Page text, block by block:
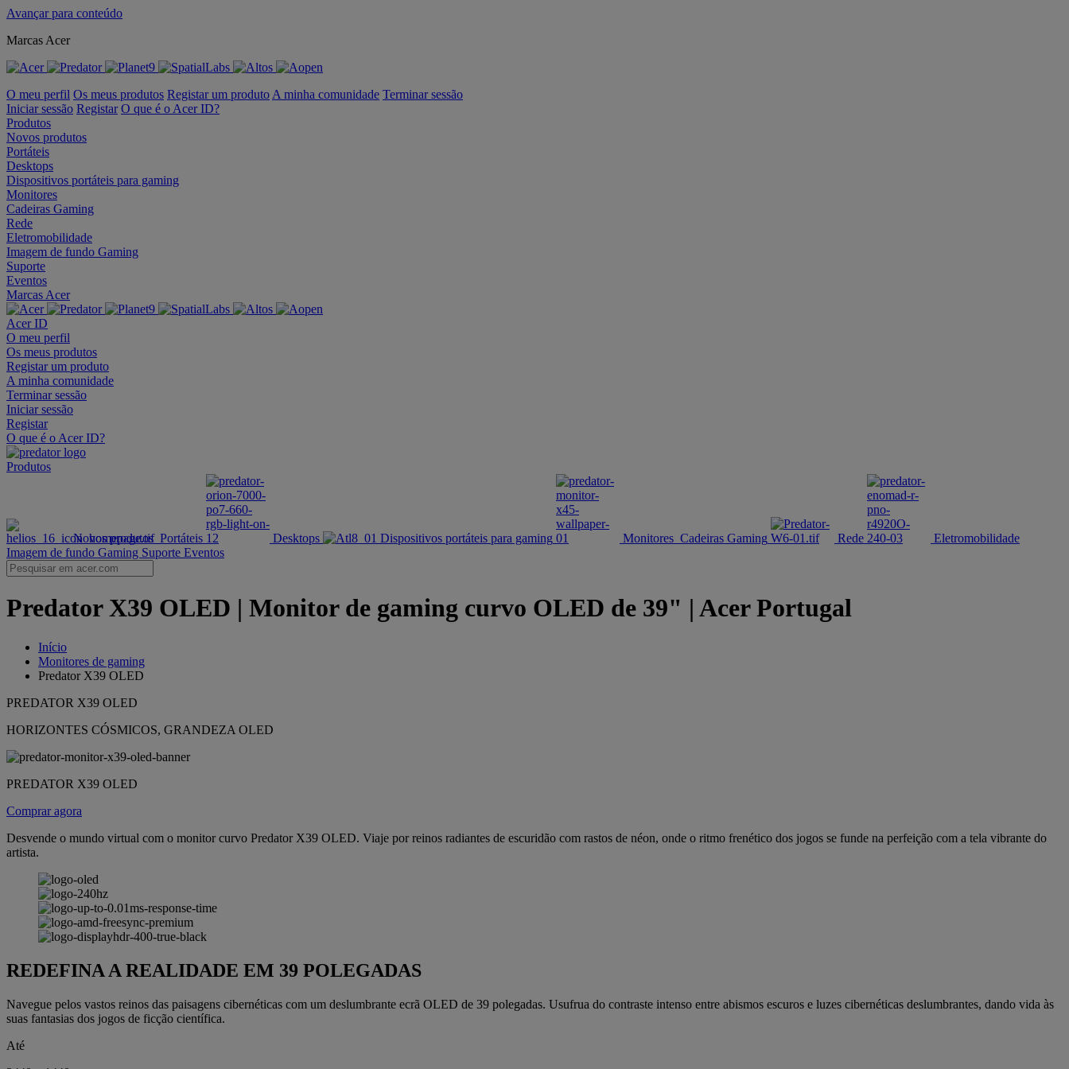
Avançar para conteúdo
Marcas Acer
O meu perfil Os meus produtos Registar um produto A minha comunidade Terminar sessão
Iniciar sessão Registar O que é o Acer ID?
Produtos
Novos produtos
Portáteis
Desktops
Dispositivos portáteis para gaming
Monitores
Cadeiras Gaming
Rede
Eletromobilidade
Imagem de fundo Gaming
Suporte
Eventos
Marcas Acer
Acer ID
O meu perfil
Os meus produtos
Registar um produto
A minha comunidade
Terminar sessão
Iniciar sessão
Registar
O que é o Acer ID?
Produtos
Novos produtos Portáteis Desktops Dispositivos portáteis para gaming Monitores Cadeiras Gaming Rede
Eletromobilidade
Imagem de fundo Gaming Suporte Eventos
Predator X39 OLED | Monitor de gaming curvo OLED de 39" | Acer Portugal
Início
Monitores de gaming
Predator X39 OLED
PREDATOR X39 OLED
HORIZONTES CÓSMICOS, GRANDEZA OLED
PREDATOR X39 OLED
Comprar agora
Desvende o mundo virtual com o monitor curvo Predator X39 OLED. Viaje por reinos radiantes de escuridão com rastos de néon, onde o ritmo frenético dos jogos se funde na perfeição com a tela vibrante do
artista.
REDEFINA A REALIDADE EM 39 POLEGADAS
Navegue pelos vastos reinos das paisagens cibernéticas com um deslumbrante ecrã OLED de 39 polegadas. Usufrua do contraste intenso entre abismos escuros e luzes cibernéticas deslumbrantes, dando vida às
suas fantasias dos jogos de ficção científica.
Até